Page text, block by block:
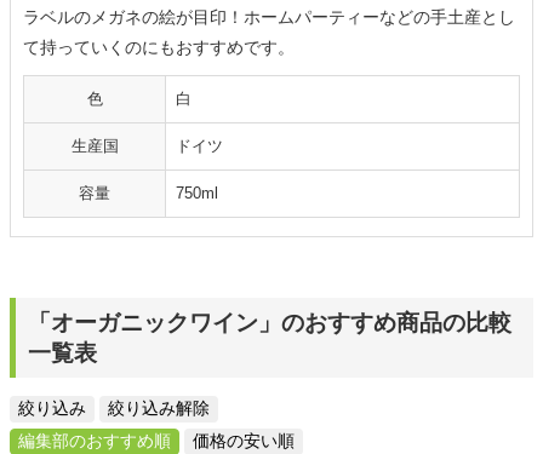
ラベルのメガネの絵が目印！ホームパーティーなどの手土産とし
て持っていくのにもおすすめです。
色 白
生産国 ドイツ
容量 750ml
「オーガニックワイン」のおすすめ商品の比較
一覧表
絞り込み
絞り込み解除
編集部のおすすめ順
価格の安い順